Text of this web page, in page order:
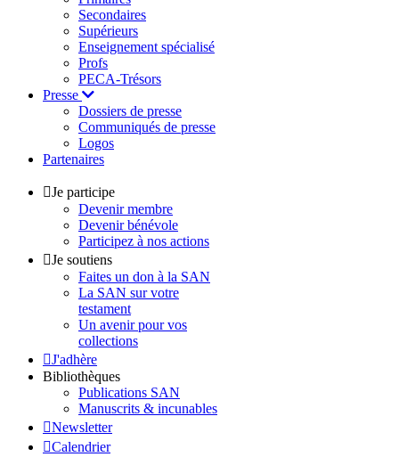
Secondaires
Supérieurs
Enseignement spécialisé
Profs
PECA-Trésors
Presse
Dossiers de presse
Communiqués de presse
Logos
Partenaires
Je participe
Devenir membre
Devenir bénévole
Participez à nos actions
Je soutiens
Faites un don à la SAN
La SAN sur votre
testament
Un avenir pour vos
collections
J'adhère
Bibliothèques
Publications SAN
Manuscrits & incunables
Newsletter
Calendrier